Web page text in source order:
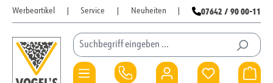
Zum Hauptinhalt springen
Werbeartikel Service Neuheiten 07642 / 90 00-11
Du hast 0